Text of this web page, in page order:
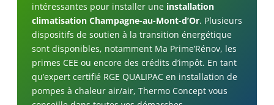
intéressantes pour installer une installation
climatisation Champagne-au-Mont-d’Or. Plusieurs
dispositifs de soutien à la transition énergétique
sont disponibles, notamment Ma Prime’Rénov, les
primes CEE ou encore des crédits d’impôt. En tant
qu’expert certifié RGE QUALIPAC en installation de
pompes à chaleur air/air, Thermo Concept vous